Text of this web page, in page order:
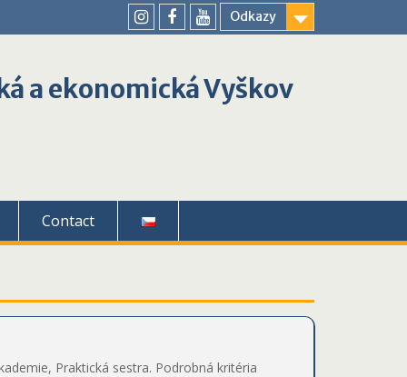
Odkazy
youtube
a ekonomická Vyškov
Contact
Praktická sestra. Podrobná kritéria